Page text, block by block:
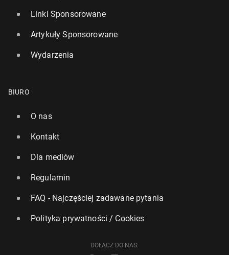
Linki Sponsorowane
Artykuły Sponsorowane
Wydarzenia
BIURO
O nas
Kontakt
Dla mediów
Regulamin
FAQ - Najczęściej zadawane pytania
Polityka prywatności / Cookies
DOŁĄCZ DO NAS: